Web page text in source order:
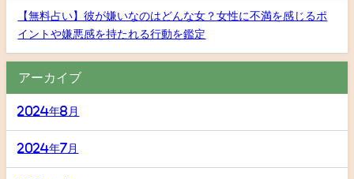
【無料占い】彼が嫌いなのはどんな女？女性に不満を感じるポ
イントや嫌悪感を持たれる行動を鑑定
アーカイブ
2024年8月
2024年7月